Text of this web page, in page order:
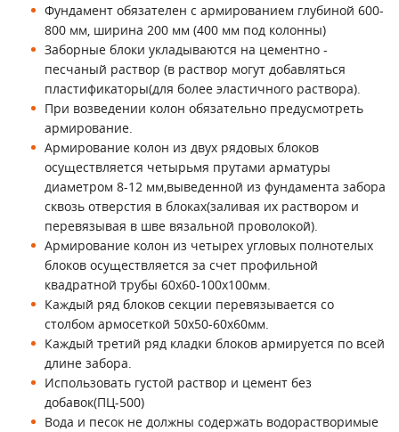
Фундамент обязателен с армированием глубиной 600-
800 мм, ширина 200 мм (400 мм под колонны)
Заборные блоки укладываются на цементно -
песчаный раствор (в раствор могут добавляться
пластификаторы(для более эластичного раствора).
При возведении колон обязательно предусмотреть
армирование.
Армирование колон из двух рядовых блоков
осуществляется четырьмя прутами арматуры
диаметром 8-12 мм,выведенной из фундамента забора
сквозь отверстия в блоках(заливая их раствором и
перевязывая в шве вязальной проволокой).
Армирование колон из четырех угловых полнотелых
блоков осуществляется за счет профильной
квадратной трубы 60х60-100х100мм.
Каждый ряд блоков секции перевязывается со
столбом армосеткой 50х50-60х60мм.
Каждый третий ряд кладки блоков армируется по всей
длине забора.
Использовать густой раствор и цемент без
добавок(ПЦ-500)
Вода и песок не должны содержать водорастворимые